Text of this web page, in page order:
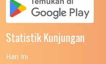
UNIVERSITAS
UNIVERSITAS
Statistik Kunjungan
Hari Ini